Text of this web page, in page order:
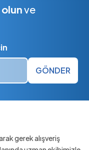
ve
GÖNDER
gerek alışveriş